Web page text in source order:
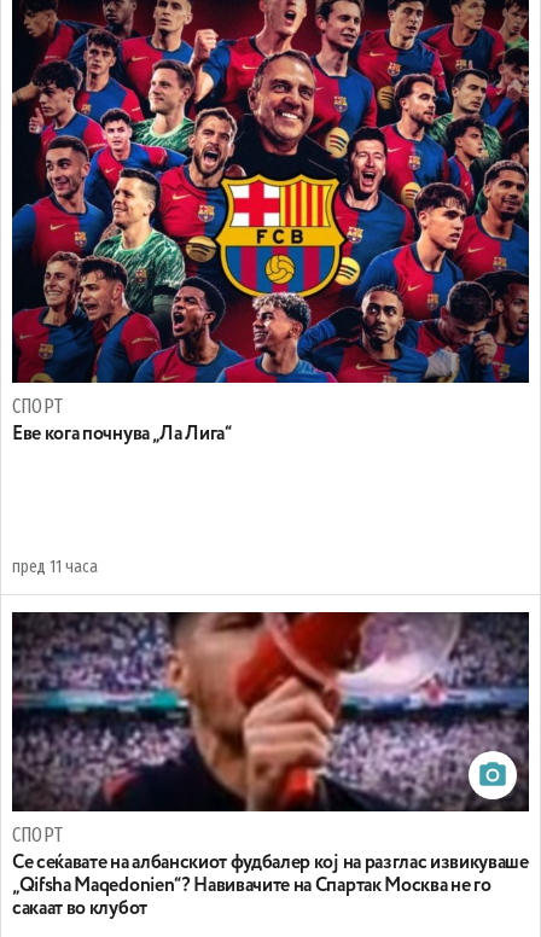
СПОРТ
Еве кога почнува „Ла Лига“
пред 11 часа
СПОРТ
Се сеќавате на албанскиот фудбалер кој на разглас извикуваше
„Qifsha Maqedonien“? Навивачите на Спартак Москва не го
сакаат во клубот